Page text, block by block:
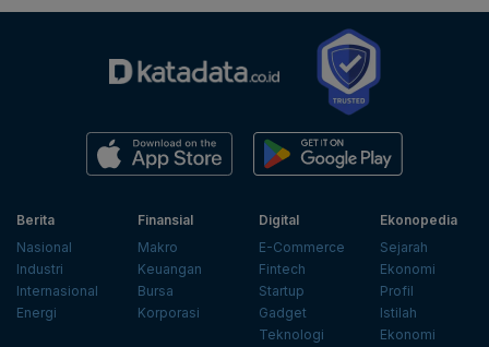
Berita
Nasional
Industri
Internasional
Energi
Finansial
Makro
Keuangan
Bursa
Korporasi
Digital
E-Commerce
Fintech
Startup
Gadget
Teknologi
Ekonopedia
Sejarah
Ekonomi
Profil
Istilah
Ekonomi